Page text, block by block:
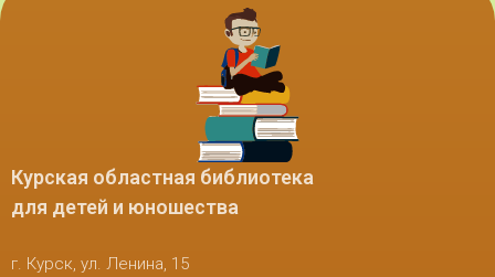
Курская областная библиотека
для детей и юношества
г. Курск, ул. Ленина, 15